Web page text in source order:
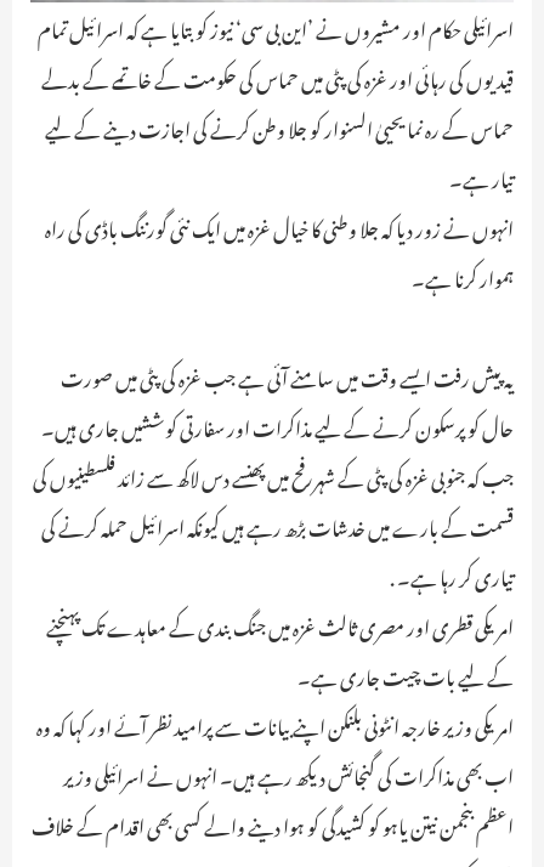
اسرائیلی حکام اور مشیروں نے ’این بی سی‘ نیوز کو بتایا ہے کہ اسرائیل تمام
قیدیوں کی رہائی اور غزہ کی پٹی میں حماس کی حکومت کے خاتمے کے بدلے
حماس کے رہ نما یحییٰ السنوار کو جلا وطن کرنے کی اجازت دینے کے لیے
تیار ہے۔
انہوں نے زور دیا کہ جلا وطنی کا خیال غزہ میں ایک نئی گورننگ باڈی کی راہ
ہموار کرنا ہے۔
یہ پیش رفت ایسے وقت میں سامنے آئی ہے جب غزہ کی پٹی میں صورت
حال کو پرسکون کرنے کے لیے مذاکرات اور سفارتی کوششیں جاری ہیں۔
جب کہ جنوبی غزہ کی پٹی کے شہررفح میں پھنسے دس لاکھ سے زائد فلسطینیوں کی
قسمت کے بارے میں خدشات بڑھ رہے ہیں کیونکہ اسرائیل حملہ کرنے کی
تیاری کر رہا ہے۔ .
امریکی قطری اور مصری ثالث غزہ میں جنگ بندی کے معاہدے تک پہنچنے
کے لیے بات چیت جاری ہے۔
امریکی وزیر خارجہ انٹونی بلنکن اپنے بیانات سے پرامید نظر آئے اور کہا کہ وہ
اب بھی مذاکرات کی گنجائش دیکھ رہے ہیں۔ انہوں نے اسرائیلی وزیر
اعظم بنجمن نیتن یاہو کو کشیدگی کو ہوا دینے والے کسی بھی اقدام کے خلاف